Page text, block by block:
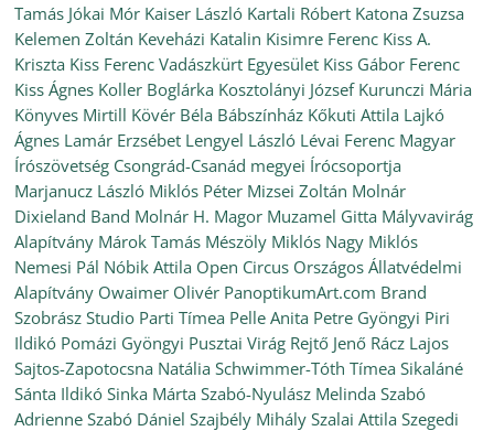
Tamás Jókai Mór Kaiser László Kartali Róbert Katona Zsuzsa
Kelemen Zoltán Keveházi Katalin Kisimre Ferenc Kiss A.
Kriszta Kiss Ferenc Vadászkürt Egyesület Kiss Gábor Ferenc
Kiss Ágnes Koller Boglárka Kosztolányi József Kurunczi Mária
Könyves Mirtill Kövér Béla Bábszínház Kőkuti Attila Lajkó
Ágnes Lamár Erzsébet Lengyel László Lévai Ferenc Magyar
Írószövetség Csongrád-Csanád megyei Írócsoportja
Marjanucz László Miklós Péter Mizsei Zoltán Molnár
Dixieland Band Molnár H. Magor Muzamel Gitta Mályvavirág
Alapítvány Márok Tamás Mészöly Miklós Nagy Miklós
Nemesi Pál Nóbik Attila Open Circus Országos Állatvédelmi
Alapítvány Owaimer Olivér PanoptikumArt.com Brand
Szobrász Studio Parti Tímea Pelle Anita Petre Gyöngyi Piri
Ildikó Pomázi Gyöngyi Pusztai Virág Rejtő Jenő Rácz Lajos
Sajtos-Zapotocsna Natália Schwimmer-Tóth Tímea Sikaláné
Sánta Ildikó Sinka Márta Szabó-Nyulász Melinda Szabó
Adrienne Szabó Dániel Szajbély Mihály Szalai Attila Szegedi